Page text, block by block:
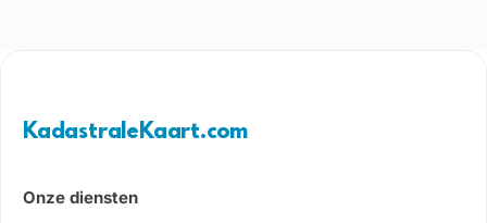
KadastraleKaart.com
Onze diensten